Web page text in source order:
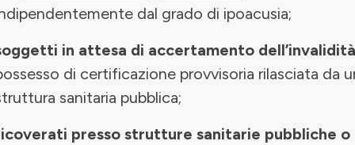
dal grado di ipoacusia;
in attesa di accertamento dell’invalidità
di certificazione provvisoria rilasciata da
sanitaria pubblica;
presso strutture sanitarie pubbliche o